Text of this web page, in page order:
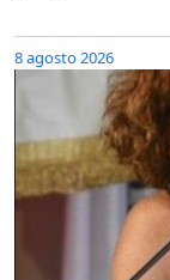
8 agosto 2026